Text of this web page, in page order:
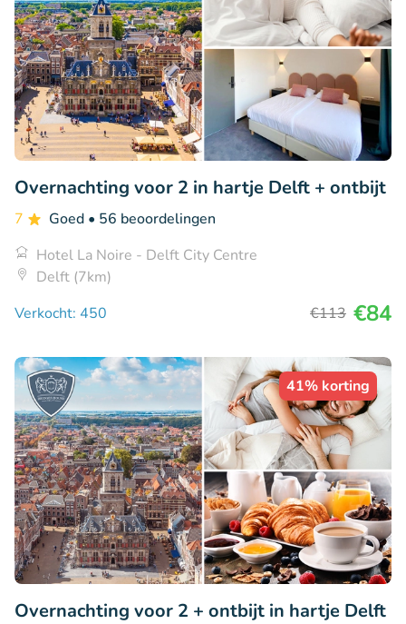
Overnachting voor 2 in hartje Delft + ontbijt
7 Goed • 56 beoordelingen
Hotel La Noire - Delft City Centre
Delft (7km)
Verkocht: 450
€113 €84
41% korting
Overnachting voor 2 + ontbijt in hartje Delft